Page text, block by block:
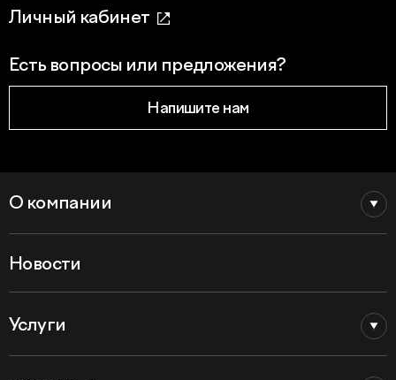
Личный кабинет
Есть вопросы или предложения?
Напишите нам
О компании
Новости
Услуги